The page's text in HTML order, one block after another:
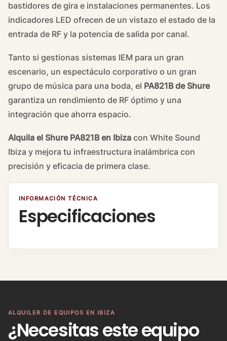
bastidores de gira e instalaciones permanentes. Los
indicadores LED ofrecen de un vistazo el estado de la
entrada de RF y la potencia de salida por canal.
Tanto si gestionas sistemas IEM para un gran
escenario, un espectáculo corporativo o un gran
grupo de música para una boda, el PA821B de Shure
garantiza un rendimiento de RF óptimo y una
integración que ahorra espacio.
Alquila el Shure PA821B en Ibiza con White Sound
Ibiza y mejora tu infraestructura inalámbrica con
precisión y eficacia de primera clase.
INFORMACIÓN TÉCNICA
Especificaciones
ALQUILER DE EQUIPOS EN IBIZA
¿Necesitas este equipo